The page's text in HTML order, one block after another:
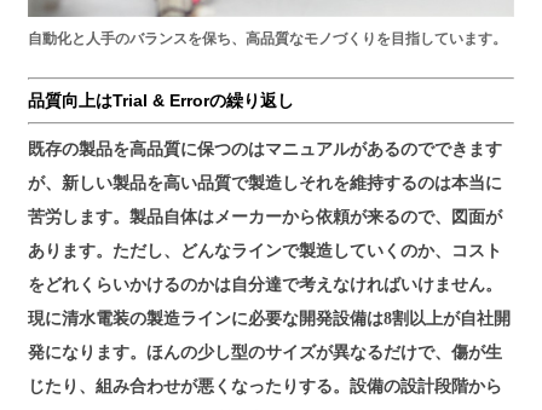
自動化と人手のバランスを保ち、高品質なモノづくりを目指しています。
品質向上はTrial & Errorの繰り返し
既存の製品を高品質に保つのはマニュアルがあるのでできます
が、新しい製品を高い品質で製造しそれを維持するのは本当に
苦労します。製品自体はメーカーから依頼が来るので、図面が
あります。ただし、どんなラインで製造していくのか、コスト
をどれくらいかけるのかは自分達で考えなければいけません。
現に清水電装の製造ラインに必要な開発設備は8割以上が自社開
発になります。ほんの少し型のサイズが異なるだけで、傷が生
じたり、組み合わせが悪くなったりする。設備の設計段階から